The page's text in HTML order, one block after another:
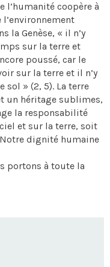
l’humanité coopère à
la Genèse, « il n’y
sur la terre et
poussé, car le
sur la terre et il n’y
sol » (2, 5). La terre
un héritage sublimes,
la responsabilité
et sur la terre, soit
Notre dignité humaine
portons à toute la